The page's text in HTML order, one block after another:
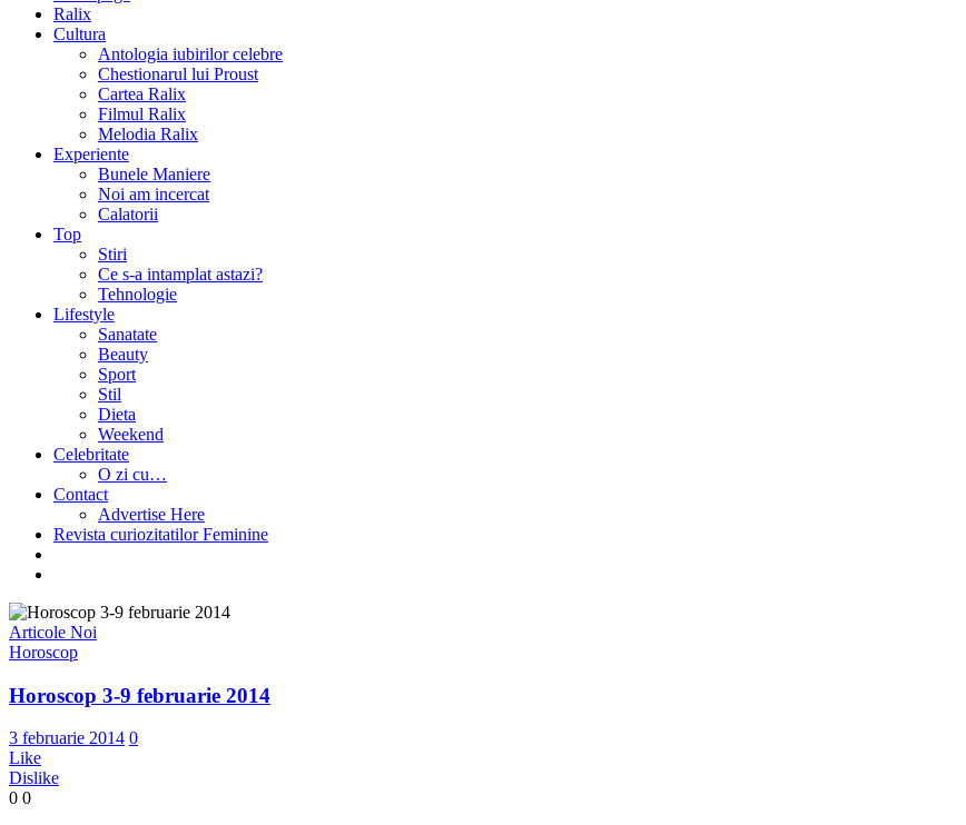
Ralix
Cultura
Antologia iubirilor celebre
Chestionarul lui Proust
Cartea Ralix
Filmul Ralix
Melodia Ralix
Experiente
Bunele Maniere
Noi am incercat
Calatorii
Top
Stiri
Ce s-a intamplat astazi?
Tehnologie
Lifestyle
Sanatate
Beauty
Sport
Stil
Dieta
Weekend
Celebritate
O zi cu…
Contact
Advertise Here
Revista curiozitatilor Feminine
Articole Noi
Horoscop
Horoscop 3-9 februarie 2014
3 februarie 2014 0
Like
Dislike
0 0